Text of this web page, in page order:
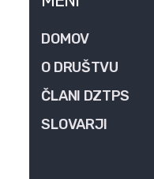
DOMOV
O DRUŠTVU
ČLANI DZTPS
SLOVARJI